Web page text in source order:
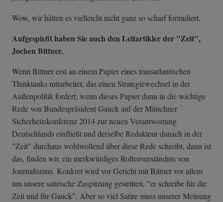
Wow, wir hätten es vielleicht nicht ganz so scharf formuliert.
Aufgespießt haben Sie auch den Leitartikler der "Zeit",
Jochen Bittner.
Wenn Bittner erst an einem Papier eines transatlantischen
Thinktanks mitarbeitet, das einen Strategiewechsel in der
Außenpolitik fordert; wenn dieses Papier dann in die wichtige
Rede von Bundespräsident Gauck auf der Münchner
Sicherheitskonferenz 2014 zur neuen Verantwortung
Deutschlands einfließt und derselbe Redakteur danach in der
"Zeit" durchaus wohlwollend über diese Rede schreibt, dann ist
das, finden wir, ein merkwürdiges Rollenverständnis von
Journalismus. Konkret wird vor Gericht mit Bittner vor allem
um unsere satirische Zuspitzung gestritten, "er schreibe für die
Zeit und für Gauck". Aber so viel Satire muss unserer Meinung